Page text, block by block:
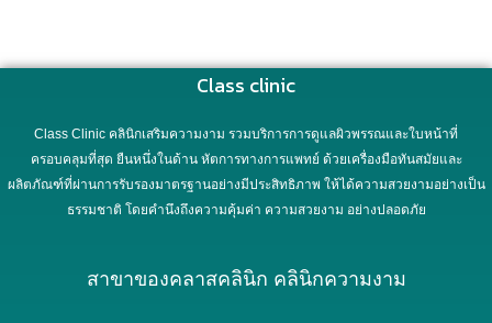
Class clinic
Class Clinic คลินิกเสริมความงาม รวมบริการการดูแลผิวพรรณและใบหน้าที่
ครอบคลุมที่สุด ยืนหนึ่งในด้าน หัตการทางการแพทย์ ด้วยเครื่องมือทันสมัยและ
ผลิตภัณฑ์ที่ผ่านการรับรองมาตรฐานอย่างมีประสิทธิภาพ ให้ได้ความสวยงามอย่างเป็น
ธรรมชาติ โดยคำนึงถึงความคุ้มค่า ความสวยงาม อย่างปลอดภัย
สาขาของคลาสคลินิก คลินิกความงาม